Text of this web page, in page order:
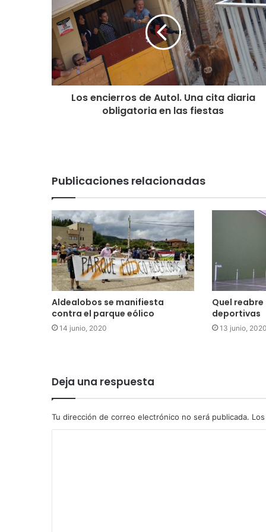
Los encierros de Autol. Una cita diaria
obligatoria en las fiestas
Publicaciones relacionadas
Aldealobos se manifiesta
contra el parque eólico
14 junio, 2020
Quel
deportivas
13 junio, 2020
Deja una respuesta
Tu dirección de correo electrónico no será publicada.